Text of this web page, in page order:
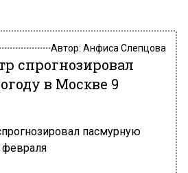
Автор: Анфиса Слепцова
спрогнозировал
в Москве 9